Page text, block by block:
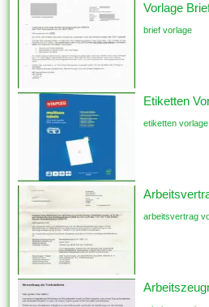
Vorlage
brief vorlage
Etiketten
etiketten vorlage
arbeitsvertrag